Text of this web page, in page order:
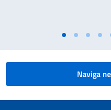
Naviga